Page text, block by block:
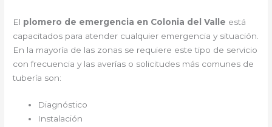
El plomero de emergencia en Colonia del Valle está
capacitados para atender cualquier emergencia y situación.
En la mayoría de las zonas se requiere este tipo de servicio
con frecuencia y las averías o solicitudes más comunes de
tubería son:
Diagnóstico
Instalación